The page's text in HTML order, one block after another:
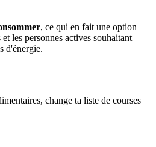
, ce qui en fait une option
les personnes actives souhaitant
d'énergie.
change ta liste de courses